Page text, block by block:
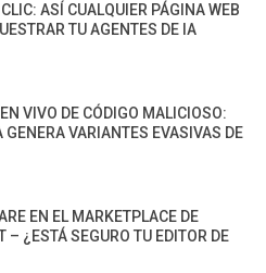
ASÍ CUALQUIER PÁGINA WEB
TU AGENTES DE IA
VIVO DE CÓDIGO MALICIOSO:
GENERA VARIANTES EVASIVAS DE
EN EL MARKETPLACE DE
– ¿ESTÁ SEGURO TU EDITOR DE